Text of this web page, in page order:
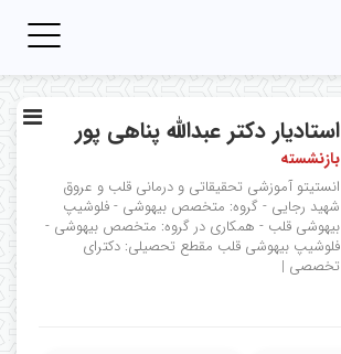
استادیار دکتر عبدالله پناهی پور
بازنشسته
انستیتو آموزشی تحقیقاتی و درمانی قلب و عروق
شهید رجایی - گروه: متخصص بیهوشی - فلوشیپ
بیهوشی قلب - همکاری در گروه: متخصص بیهوشی -
فلوشیپ بیهوشی قلب مقطع تحصیلی: دکترای
تخصصی |